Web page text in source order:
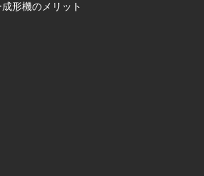
形機のメリット